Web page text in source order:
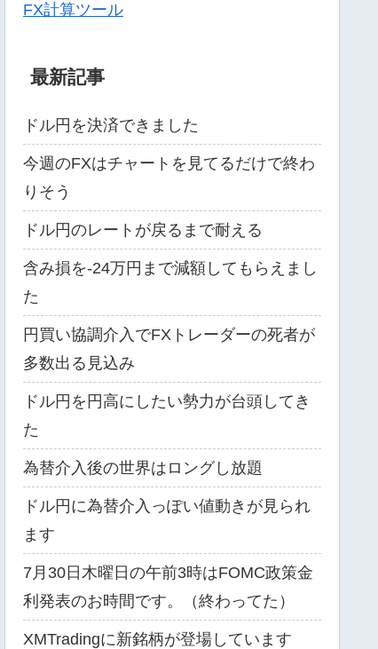
FX計算ツール
最新記事
ドル円を決済できました
今週のFXはチャートを見てるだけで終わ
りそう
ドル円のレートが戻るまで耐える
含み損を-24万円まで減額してもらえまし
た
円買い協調介入でFXトレーダーの死者が
多数出る見込み
ドル円を円高にしたい勢力が台頭してき
た
為替介入後の世界はロングし放題
ドル円に為替介入っぽい値動きが見られ
ます
7月30日木曜日の午前3時はFOMC政策金
利発表のお時間です。（終わってた）
XMTradingに新銘柄が登場しています